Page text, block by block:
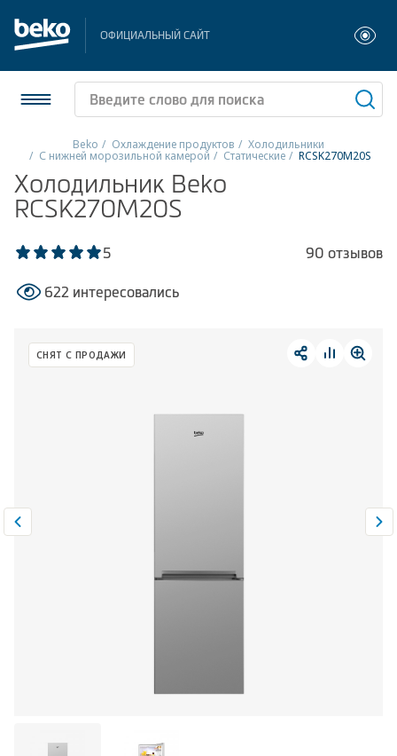
ОФИЦИАЛЬНЫЙ САЙТ
Холодильники и морозильники
Стиральные и сушильные машины
Посудомоечные машины
Плиты
Малая бытовая техника
Климатическая техника
Beko Охлаждение продуктов Холодильники
С нижней морозильной камерой Статические RCSK270M20S
Холодильник Beko
RCSK270M20S
5 90 отзывов
622 интересовались
СНЯТ С ПРОДАЖИ